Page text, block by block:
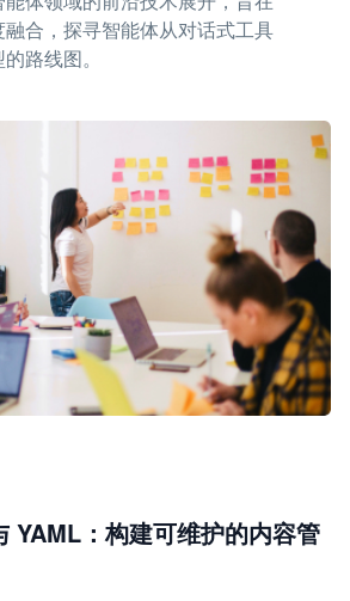
合，探寻智能体从对话式工具
路线图。
：构建可维护的内容管